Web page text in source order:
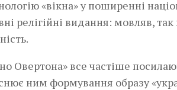
«вікна» у поширенні
релігійні видання: мовляв,
Овертона» все частіше
ним формування образу